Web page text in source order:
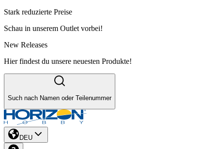
Stark reduzierte Preise
Schau in unserem Outlet vorbei!
New Releases
Hier findest du unsere neuesten Produkte!
Such nach Namen oder Teilenummer
DEU